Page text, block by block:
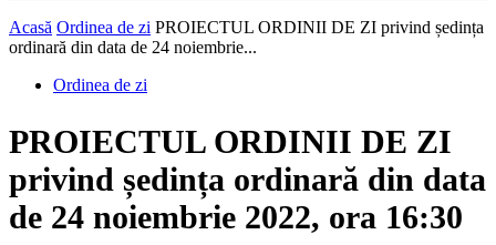
Acasă Ordinea de zi PROIECTUL ORDINII DE ZI privind ședința
ordinară din data de 24 noiembrie...
Ordinea de zi
PROIECTUL ORDINII DE ZI
privind ședința ordinară din data
de 24 noiembrie 2022, ora 16:30